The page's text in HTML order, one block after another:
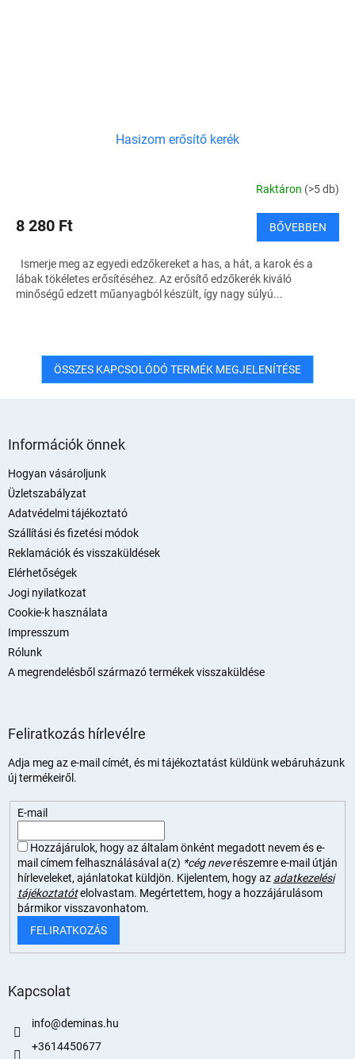
Hasizom erősítő kerék
Raktáron (>5 db)
8 280 Ft BŐVEBBEN
Ismerje meg az egyedi edzőkereket a has, a hát, a karok és a
lábak tökéletes erősítéséhez. Az erősítő edzőkerék kiváló
minőségű edzett műanyagból készült, így nagy súlyú...
ÖSSZES KAPCSOLÓDÓ TERMÉK MEGJELENÍTÉSE
Információk önnek
Hogyan vásároljunk
Üzletszabályzat
Adatvédelmi tájékoztató
Szállítási és fizetési módok
Reklamációk és visszaküldések
Elérhetőségek
Jogi nyilatkozat
Cookie-k használata
Impresszum
Rólunk
A megrendelésből származó termékek visszaküldése
Feliratkozás hírlevélre
Adja meg az e-mail címét, és mi tájékoztatást küldünk webáruházunk
új termékeiről.
E-mail
Hozzájárulok, hogy az általam önként megadott nevem és e-
mail címem felhasználásával a(z) *cég neverészemre e-mail útján
hírleveleket, ajánlatokat küldjön. Kijelentem, hogy az adatkezelési
tájékoztatót elolvastam. Megértettem, hogy a hozzájárulásom
bármikor visszavonhatom.
FELIRATKOZÁS
Kapcsolat
info@deminas.hu
+3614450677